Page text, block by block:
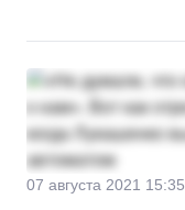
07 августа 2021 15:35